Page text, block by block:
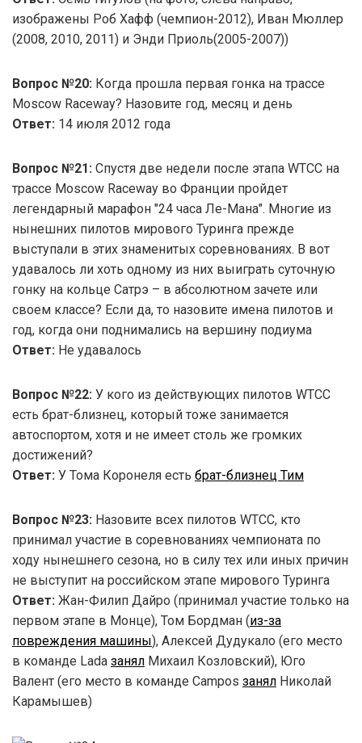
изображены Роб Хафф (чемпион-2012), Иван Мюллер
(2008, 2010, 2011) и Энди Приоль(2005-2007))
Вопрос №20: Когда прошла первая гонка на трассе
Moscow Raceway? Назовите год, месяц и день
Ответ: 14 июля 2012 года
Вопрос №21: Спустя две недели после этапа WTCC на
трассе Moscow Raceway во Франции пройдет
легендарный марафон "24 часа Ле-Мана". Многие из
нынешних пилотов мирового Туринга прежде
выступали в этих знаменитых соревнованиях. В вот
удавалось ли хоть одному из них выиграть суточную
гонку на кольце Сатрэ – в абсолютном зачете или
своем классе? Если да, то назовите имена пилотов и
год, когда они поднимались на вершину подиума
Ответ: Не удавалось
Вопрос №22: У кого из действующих пилотов WTCC
есть брат-близнец, который тоже занимается
автоспортом, хотя и не имеет столь же громких
достижений?
Ответ: У Тома Коронеля есть брат-близнец Тим
Вопрос №23: Назовите всех пилотов WTCC, кто
принимал участие в соревнованиях чемпионата по
ходу нынешнего сезона, но в силу тех или иных причин
не выступит на российском этапе мирового Туринга
Ответ: Жан-Филип Дайро (принимал участие только на
первом этапе в Монце), Том Бордман (из-за
повреждения машины), Алексей Дудукало (его место
в команде Lada занял Михаил Козловский), Юго
Валент (его место в команде Campos занял Николай
Карамышев)